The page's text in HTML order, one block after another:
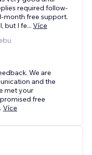
required follow-
month free support.
but I fe... Více
We are
and the
met your
free
Více